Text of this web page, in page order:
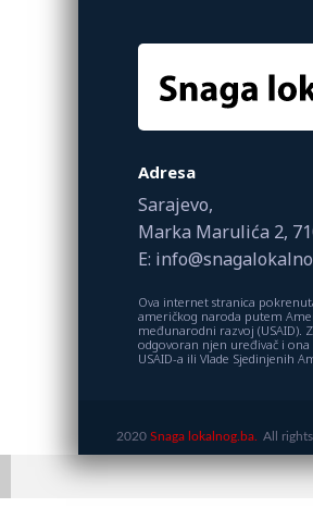
Adresa
Sarajevo,
Marka Marulića 2,
E:
Ova internet stranica
američkog naroda putem
međunarodni razvoj (USAID).
odgovoran njen uređivač i ona
USAID-a ili Vlade Sjedinjenih
2020 Snaga lokalnog.ba. All rights